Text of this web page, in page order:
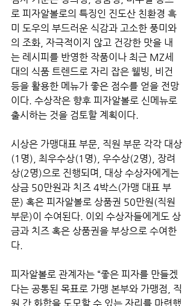
로 피자알볼로의 특징인 진도산 친환경 흑
미 도우의 부드러운 식감과 고소한 풍미와
의 조화, 자극적이지 않고 건강한 맛을 내
는 레시피를 반영한 작품이나 최근 MZ세
대의 식품 트렌드로 자리 잡은 웰빙, 비건
등을 활용한 메뉴가 좋은 점수를 얻을 전망
이다. 수상작은 향후 피자알볼로 신메뉴로
출시하는 것을 검토할 계획이다.
시상은 가맹대표 부문, 직원 부문 각각 대상
(1명), 최우수상(1명), 우수상(2명), 장려
상(2명)으로 진행되며, 대상 수상자에게는
상금 50만원과 치즈 4박스(가맹 대표 부
문) 혹은 피자알볼로 상품권 50만원(직원
부문)이 수여된다. 이외 수상자들에게도 상
금과 치즈 혹은 상품권을 부상으로 수여한
다.
피자알볼로 관계자는 “좋은 피자를 만들겠
다는 공통된 목표로 가맹 본부와 가맹점, 직
원 간 화합을 도모할 수 있는 자리를 마련했